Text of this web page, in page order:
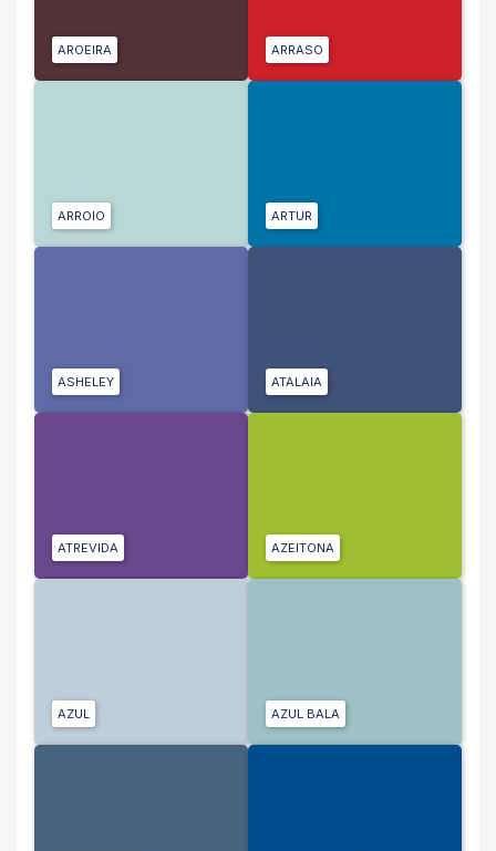
AROEIRA ARRASO
ARROIO ARTUR
ASHELEY ATALAIA
ATREVIDA AZEITONA
AZUL AZUL BALA